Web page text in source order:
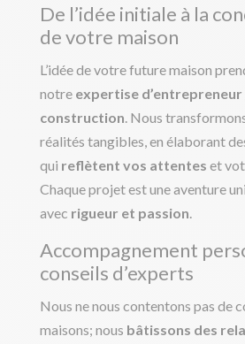
De l’idée initiale à la
de votre maison
L’idée de votre future maison
notre expertise d’entrepreneur
construction. Nous
réalités tangibles, en élaborant
qui reflètent vos attentes et
Chaque projet est une aventure
avec rigueur et passion.
Accompagnement
conseils d’experts
Nous ne nous contentons pas de
maisons; nous bâtissons des